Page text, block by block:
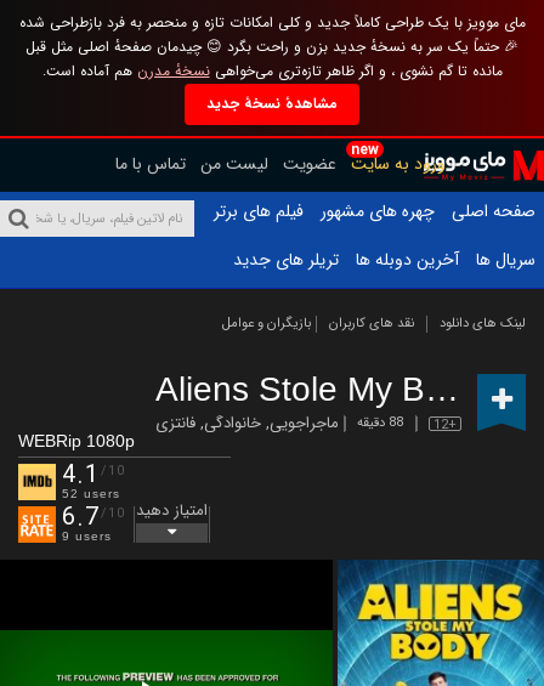
مای موویز با یک طراحی کاملاً جدید و کلی امکانات تازه و منحصر به فرد بازطراحی شده
🎉 حتماً یک سر به نسخهٔ جدید بزن و راحت بگرد 😊 چیدمان صفحهٔ اصلی مثل قبل
مانده تا گم نشوی ، و اگر ظاهر تازه‌تری می‌خواهینسخهٔ مدرن هم آماده است.
مشاهدهٔ نسخهٔ جدید
new
ورود به سایت عضویت لیست من تماس با ما
صفحه اصلی
چهره های مشهور
فیلم های برتر
سریال ها
آخرین دوبله ها تریلر های جدید
لینک های دانلود نقد های کاربران بازیگران و عوامل
Aliens Stole My Body
12+ 88 دقیقه ماجراجویی,خانوادگی,فانتزی
WEBRip 1080p
4.1 /10
52 users
6.7/10
9 users
امتیاز دهید